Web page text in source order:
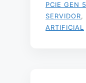
PCIE GEN 5
SERVIDOR
ARTIFICIAL